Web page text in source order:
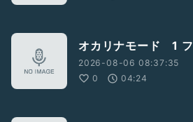
オカリナモード 1
2026-08-06 08:37:35
0
04:24